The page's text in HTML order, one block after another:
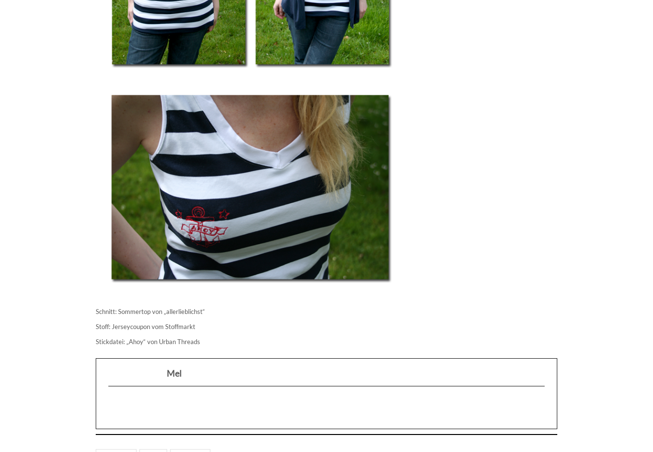
Schnitt: Sommertop von „allerlieblichst“
Stoff: Jerseycoupon vom Stoffmarkt
Stickdatei: „Ahoy“ von Urban Threads
Mel